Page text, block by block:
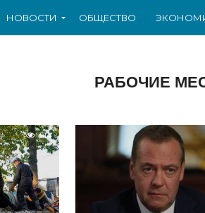
НОВОСТИ ОБЩЕСТВО
РАБОЧИЕ
514